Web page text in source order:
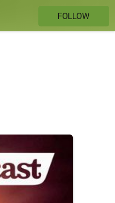
FOLLOW